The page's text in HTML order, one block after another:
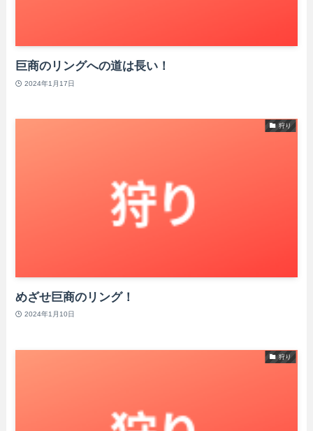
巨商のリングへの道は長い！
2024年1月17日
狩り
めざせ巨商のリング！
2024年1月10日
狩り